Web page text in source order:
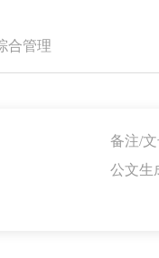
合管理
备注/
公文生